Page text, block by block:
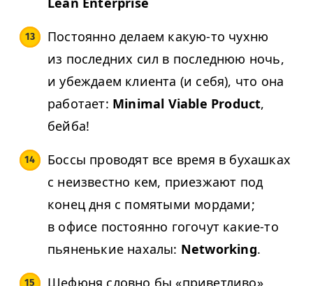
Постоянно делаем какую-то чухню
из последних сил в последнюю ночь,
и убеждаем клиента (и себя), что она
работает: Minimal Viable Product,
бейба!
Боссы проводят все время в бухашках
с неизвестно кем, приезжают под
конец дня с помятыми мордами;
в офисе постоянно гогочут какие-то
пьяненькие нахалы: Networking.
Шефюня словно бы «приветливо»